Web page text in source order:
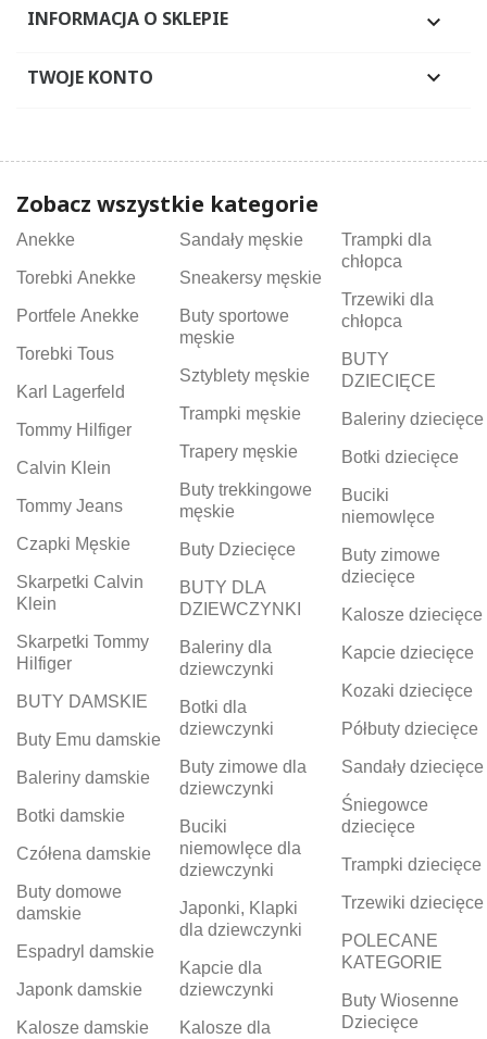
INFORMACJA O SKLEPIE 
TWOJE KONTO 
Zobacz wszystkie kategorie
Anekke
Torebki Anekke
Portfele Anekke
Torebki Tous
Karl Lagerfeld
Tommy Hilfiger
Calvin Klein
Tommy Jeans
Czapki Męskie
Skarpetki Calvin
Klein
Skarpetki Tommy
Hilfiger
BUTY DAMSKIE
Buty Emu damskie
Baleriny damskie
Botki damskie
Czółena damskie
Buty domowe
damskie
Espadryl damskie
Japonk damskie
Kalosze damskie
Sandały męskie
Sneakersy męskie
Buty sportowe
męskie
Sztyblety męskie
Trampki męskie
Trapery męskie
Buty trekkingowe
męskie
Buty Dziecięce
BUTY DLA
DZIEWCZYNKI
Baleriny dla
dziewczynki
Botki dla
dziewczynki
Buty zimowe dla
dziewczynki
Buciki
niemowlęce dla
dziewczynki
Japonki, Klapki
dla dziewczynki
Kapcie dla
dziewczynki
Kalosze dla
Trampki dla
chłopca
Trzewiki dla
chłopca
BUTY
DZIECIĘCE
Baleriny dziecięce
Botki dziecięce
Buciki
niemowlęce
Buty zimowe
dziecięce
Kalosze dziecięce
Kapcie dziecięce
Kozaki dziecięce
Półbuty dziecięce
Sandały dziecięce
Śniegowce
dziecięce
Trampki dziecięce
Trzewiki dziecięce
POLECANE
KATEGORIE
Buty Wiosenne
Dziecięce